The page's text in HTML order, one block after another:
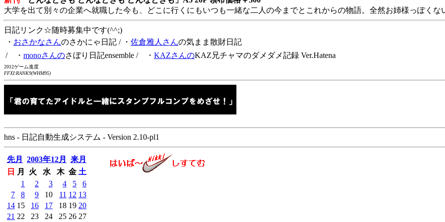
大学を出て別々の企業へ就職した今も、どこに行くにもいつも一緒な二人の今までとこれからの物語。全然お姉様っぽくな
日記リンク☆随時募集中です(^^;)
・ おさかなさんのさかにゃ日記 / ・ 佐倉雅人さんの気まま散財日記
/ ・ monoさんのさぼり日記ensemble / ・ KAZさんのKAZ兄チャマのダメダメ記録 Ver.Hatena
2012ゲーム進度
FFXI:RANK9(WHM95)
hns - 日記自動生成システム - Version 2.10-pl1
先月 2003年12月
来月
日
月 火 水 木 金 土
1
2 3 4 5
6
7
8 9 10 11 12 13
14 15 16 17 18 19 20
21 22 23 24 25 26 27